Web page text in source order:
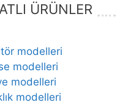
ÜRÜNLER
modelleri
modelleri
modelleri
modelleri